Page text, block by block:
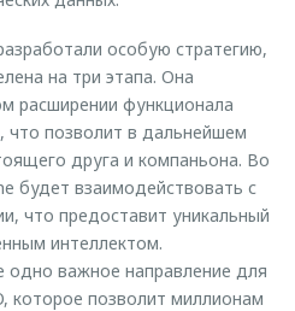
особую стратегию,
на три этапа. Она
расширении функционала
позволит в дальнейшем
друга и компаньона. Во
будет взаимодействовать с
что предоставит уникальный
интеллектом.
важное направление для
которое позволит миллионам